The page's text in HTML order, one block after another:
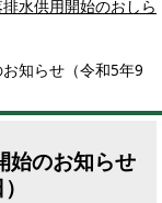
水供用開始のおしら
知らせ（令和5年9
始のお知らせ